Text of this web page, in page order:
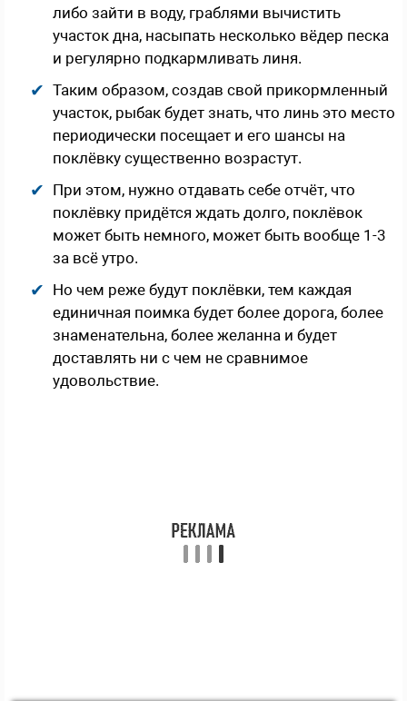
либо зайти в воду, граблями вычистить
участок дна, насыпать несколько вёдер песка
и регулярно подкармливать линя.
Таким образом, создав свой прикормленный
участок, рыбак будет знать, что линь это место
периодически посещает и его шансы на
поклёвку существенно возрастут.
При этом, нужно отдавать себе отчёт, что
поклёвку придётся ждать долго, поклёвок
может быть немного, может быть вообще 1-3
за всё утро.
Но чем реже будут поклёвки, тем каждая
единичная поимка будет более дорога, более
знаменательна, более желанна и будет
доставлять ни с чем не сравнимое
удовольствие.